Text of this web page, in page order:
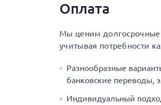
Оплата
Мы ценим долгосрочные
учитывая потребности
Разнообразные
банковские переводы,
Индивидуальный